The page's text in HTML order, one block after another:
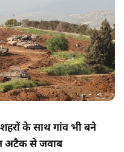
के साथ गांव भी बने
अटैक से जवाब